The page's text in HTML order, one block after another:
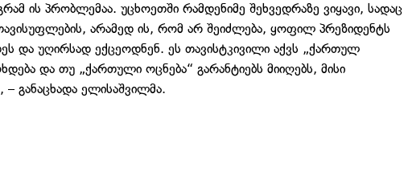
ის პრობლემაა. უცხოეთში რამდენიმე შეხვედრაზე ვიყავი, სადაც
არამედ ის, რომ არ შეიძლება, ყოფილ პრეზიდენტს
და უღირსად ექცეოდნენ. ეს თავისტკივილი აქვს „ქართულ
და თუ „ქართული ოცნება“ გარანტიებს მიიღებს, მისი
– განაცხადა ელისაშვილმა.